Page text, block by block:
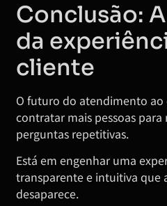
Conclusão:
da
cliente
O futuro do atendimento ao
contratar mais pessoas para
perguntas repetitivas.
Está em engenhar uma
transparente e intuitiva que
desaparece.